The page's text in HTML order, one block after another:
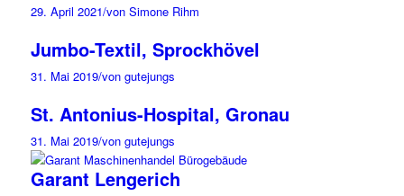
29. April 2021/von Simone Rihm
Jumbo-Textil, Sprockhövel
31. Mai 2019/von gutejungs
St. Antonius-Hospital, Gronau
31. Mai 2019/von gutejungs
Garant Lengerich